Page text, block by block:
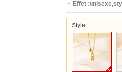
Effet :
choix,creux
Style: